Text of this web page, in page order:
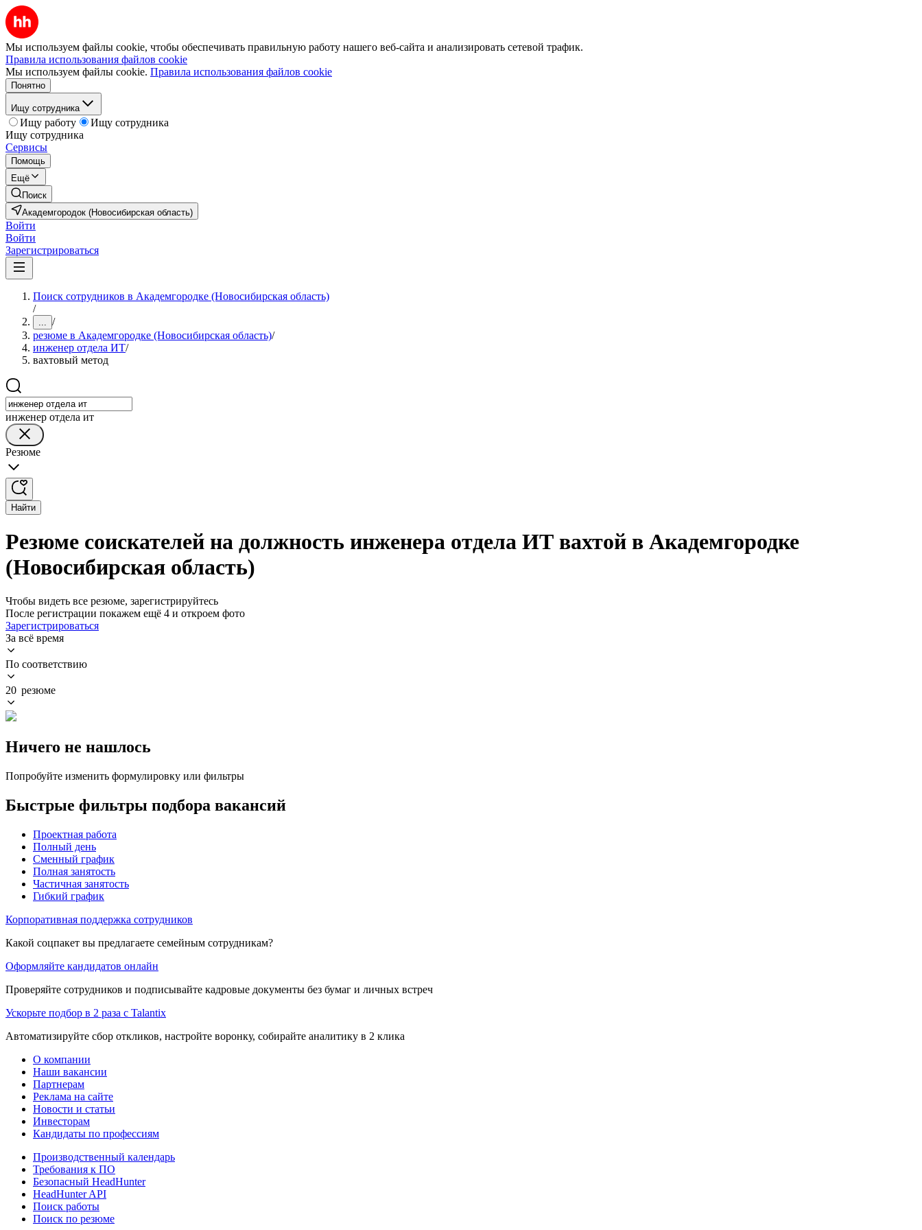
Мы используем файлы cookie, чтобы обеспечивать правильную работу нашего веб-сайта и анализировать сетевой трафик.
Правила использования файлов cookie
Мы используем файлы cookie. Правила использования файлов cookie
Понятно
Ищу сотрудника
Ищу работу
Ищу сотрудника
Ищу сотрудника
Сервисы
Помощь
Ещё
Поиск
Академгородок (Новосибирская область)
Войти
Войти
Зарегистрироваться
Поиск сотрудников в Академгородке (Новосибирская область)
/
... /
резюме в Академгородке (Новосибирская область)/
инженер отдела ИТ/
вахтовый метод
инженер отдела ит
Резюме
Найти
Резюме соискателей на должность инженера отдела ИТ вахтой в Академгородке
(Новосибирская область)
Чтобы видеть все резюме, зарегистрируйтесь
После регистрации покажем ещё 4 и откроем фото
Зарегистрироваться
За всё время
По соответствию
20 резюме
Ничего не нашлось
Попробуйте изменить формулировку или фильтры
Быстрые фильтры подбора вакансий
Проектная работа
Полный день
Сменный график
Полная занятость
Частичная занятость
Гибкий график
Корпоративная поддержка сотрудников
Какой соцпакет вы предлагаете семейным сотрудникам?
Оформляйте кандидатов онлайн
Проверяйте сотрудников и подписывайте кадровые документы без бумаг и личных встреч
Ускорьте подбор в 2 раза с Talantix
Автоматизируйте сбор откликов, настройте воронку, собирайте аналитику в 2 клика
О компании
Наши вакансии
Партнерам
Реклама на сайте
Новости и статьи
Инвесторам
Кандидаты по профессиям
Производственный календарь
Требования к ПО
Безопасный HeadHunter
HeadHunter API
Поиск работы
Поиск по резюме